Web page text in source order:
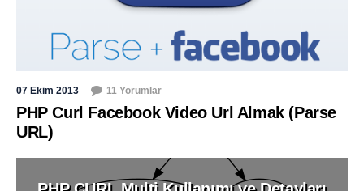
07 Ekim 2013 11 Yorumlar
PHP Curl Facebook Video Url Almak (Parse
URL)